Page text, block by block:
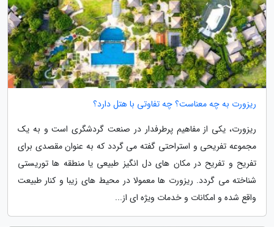
ریزورت به چه معناست؟ چه تفاوتی با هتل دارد؟
ریزورت، یکی از مفاهیم پرطرفدار در صنعت گردشگری است و به یک
مجموعه تفریحی و استراحتی گفته می گردد که به عنوان مقصدی برای
تفریح و تفریح در مکان های دل انگیز طبیعی یا منطقه ها توریستی
شناخته می گردد. ریزورت ها معمولا در محیط های زیبا و کنار طبیعت
واقع شده و امکانات و خدمات ویژه ای از...